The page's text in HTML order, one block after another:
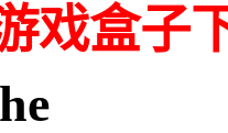
戏盒子